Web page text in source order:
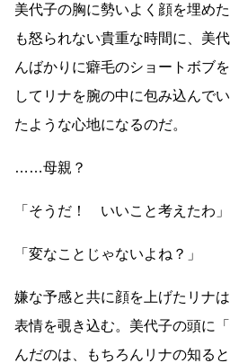
美代子の胸に勢いよく顔を埋め
も怒られない貴重な時間に、美
んばかりに癖毛のショートボブ
してリナを腕の中に包み込んで
たような心地になるのだ。
……母親？
「そうだ！ いいこと考えたわ」
「変なことじゃないよね？」
嫌な予感と共に顔を上げたリナ
表情を覗き込む。美代子の頭に
んだのは、もちろんリナの知る